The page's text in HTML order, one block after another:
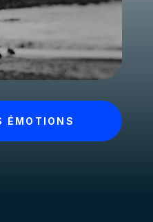
ÉMOTIONS